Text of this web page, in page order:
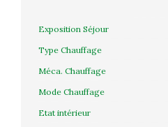
Exposition Séjour
Type Chauffage
Méca. Chauffage
Mode Chauffage
Etat intérieur